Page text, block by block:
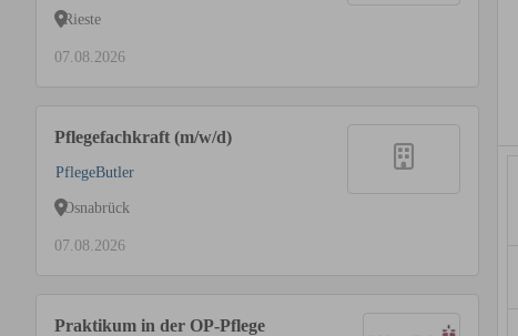
Rieste
07.08.2026
Pflegefachkraft (m/w/d)
PflegeButler
Osnabrück
07.08.2026
Praktikum in der OP-Pflege